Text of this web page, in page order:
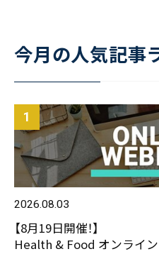
今月の人気記事
2026.08.03
【8月19日開催！】
Health & Food オンライ